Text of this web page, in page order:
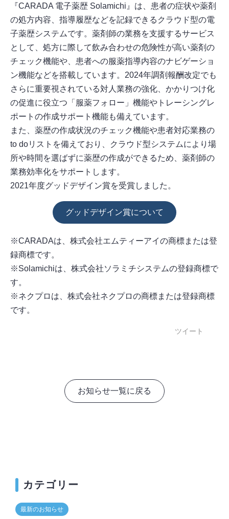
『CARADA 電子薬歴 Solamichi』は、患者の症状や薬剤
の処方内容、指導履歴などを記録できるクラウド型の電
子薬歴システムです。薬剤師の業務を支援するサービス
として、処方に際して飲み合わせの危険性が高い薬剤の
チェック機能や、患者への服薬指導内容のナビゲーショ
ン機能などを搭載しています。2024年調剤報酬改定でも
さらに重要視されている対人業務の強化、かかりつけ化
の促進に役立つ「服薬フォロー」機能やトレーシングレ
ポートの作成サポート機能も備えています。
また、薬歴の作成状況のチェック機能や患者対応業務の
to doリストを備えており、クラウド型システムにより場
所や時間を選ばずに薬歴の作成ができるため、薬剤師の
業務効率化をサポートします。
2021年度グッドデザイン賞を受賞しました。
グッドデザイン賞について
※CARADAは、株式会社エムティーアイの商標または登
録商標です。
※Solamichiは、株式会社ソラミチシステムの登録商標で
す。
※ネクプロは、株式会社ネクプロの商標または登録商標
です。
ツイート
お知らせ一覧に戻る
カテゴリー
最新のお知らせ